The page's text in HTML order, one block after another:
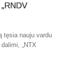
tęsia nauju vardu
„NTX